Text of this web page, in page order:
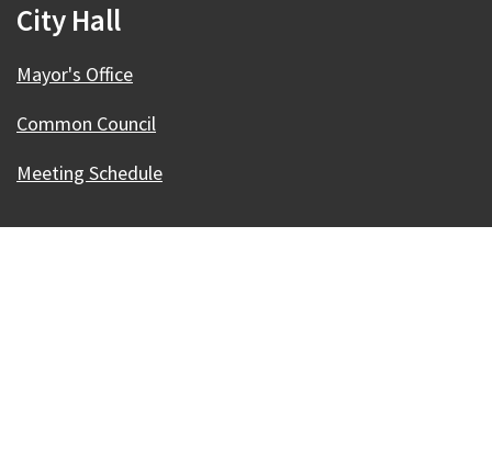
City Hall
Mayor's Office
Common Council
Meeting Schedule